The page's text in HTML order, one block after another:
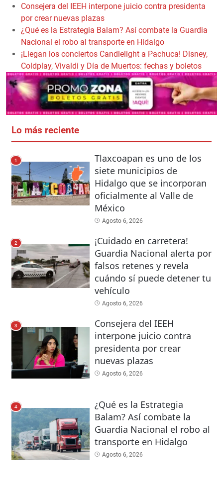
Consejera del IEEH interpone juicio contra presidenta
por crear nuevas plazas
¿Qué es la Estrategia Balam? Así combate la Guardia
Nacional el robo al transporte en Hidalgo
¡Llegan los conciertos Candlelight a Pachuca! Disney,
Coldplay, Vivaldi y Día de Muertos: fechas y boletos
Lo más reciente
1
Tlaxcoapan es uno de los
siete municipios de
Hidalgo que se incorporan
oficialmente al Valle de
México
Agosto 6, 2026
2
¡Cuidado en carretera!
Guardia Nacional alerta por
falsos retenes y revela
cuándo sí puede detener tu
vehículo
Agosto 6, 2026
3
Consejera del IEEH
interpone juicio contra
presidenta por crear
nuevas plazas
Agosto 6, 2026
4
¿Qué es la Estrategia
Balam? Así combate la
Guardia Nacional el robo al
transporte en Hidalgo
Agosto 6, 2026